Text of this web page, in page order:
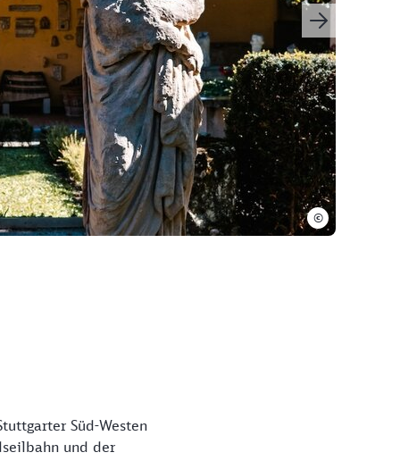
©
Süd-Westen
und der